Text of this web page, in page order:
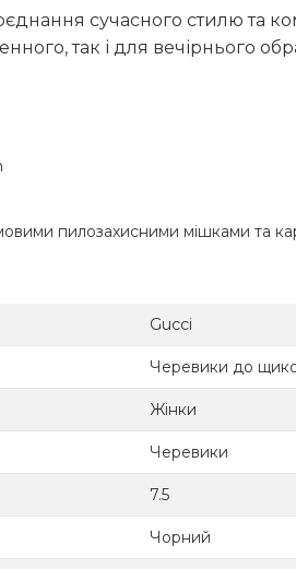
сучасного стилю та
так і для вечірнього
пилозахисними мішками та
Gucci
Черевики до
Жінки
Черевики
7.5
Чорний